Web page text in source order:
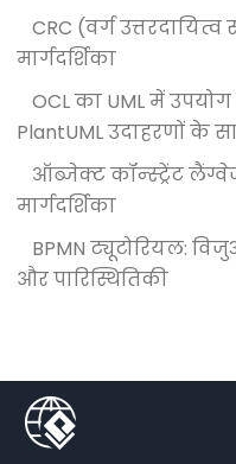
CRC (वर्ग
मार्गदर्शिका
OCL का UML में
PlantUML उदाहरणों के
ऑब्जेक्ट कॉन्स्ट्रेंट
मार्गदर्शिका
BPMN ट्यूटोरियल:
और पारिस्थितिकी